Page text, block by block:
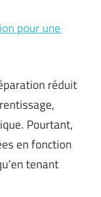
pour une
réduit
Pourtant,
en fonction
tenant